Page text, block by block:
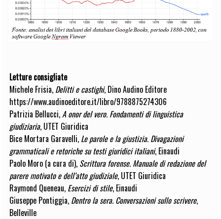
Letture consigliate
Michele Frisia, Delitti e castighi, Dino Audino Editore
https://www.audinoeditore.it/libro/9788875274306
Patrizia Bellucci,A onor del vero. Fondamenti di linguistica
giudiziaria, UTET Giuridica
Bice Mortara Garavelli, Le parole e la giustizia. Divagazioni
grammaticali e retoriche su testi giuridici italiani, Einaudi
Paolo Moro (a cura di), Scrittura forense. Manuale di redazione del
parere motivato e dell’atto giudiziale, UTET Giuridica
Raymond Queneau, Esercizi di stile, Einaudi
Giuseppe Pontiggia, Dentro la sera. Conversazioni sullo scrivere,
Belleville